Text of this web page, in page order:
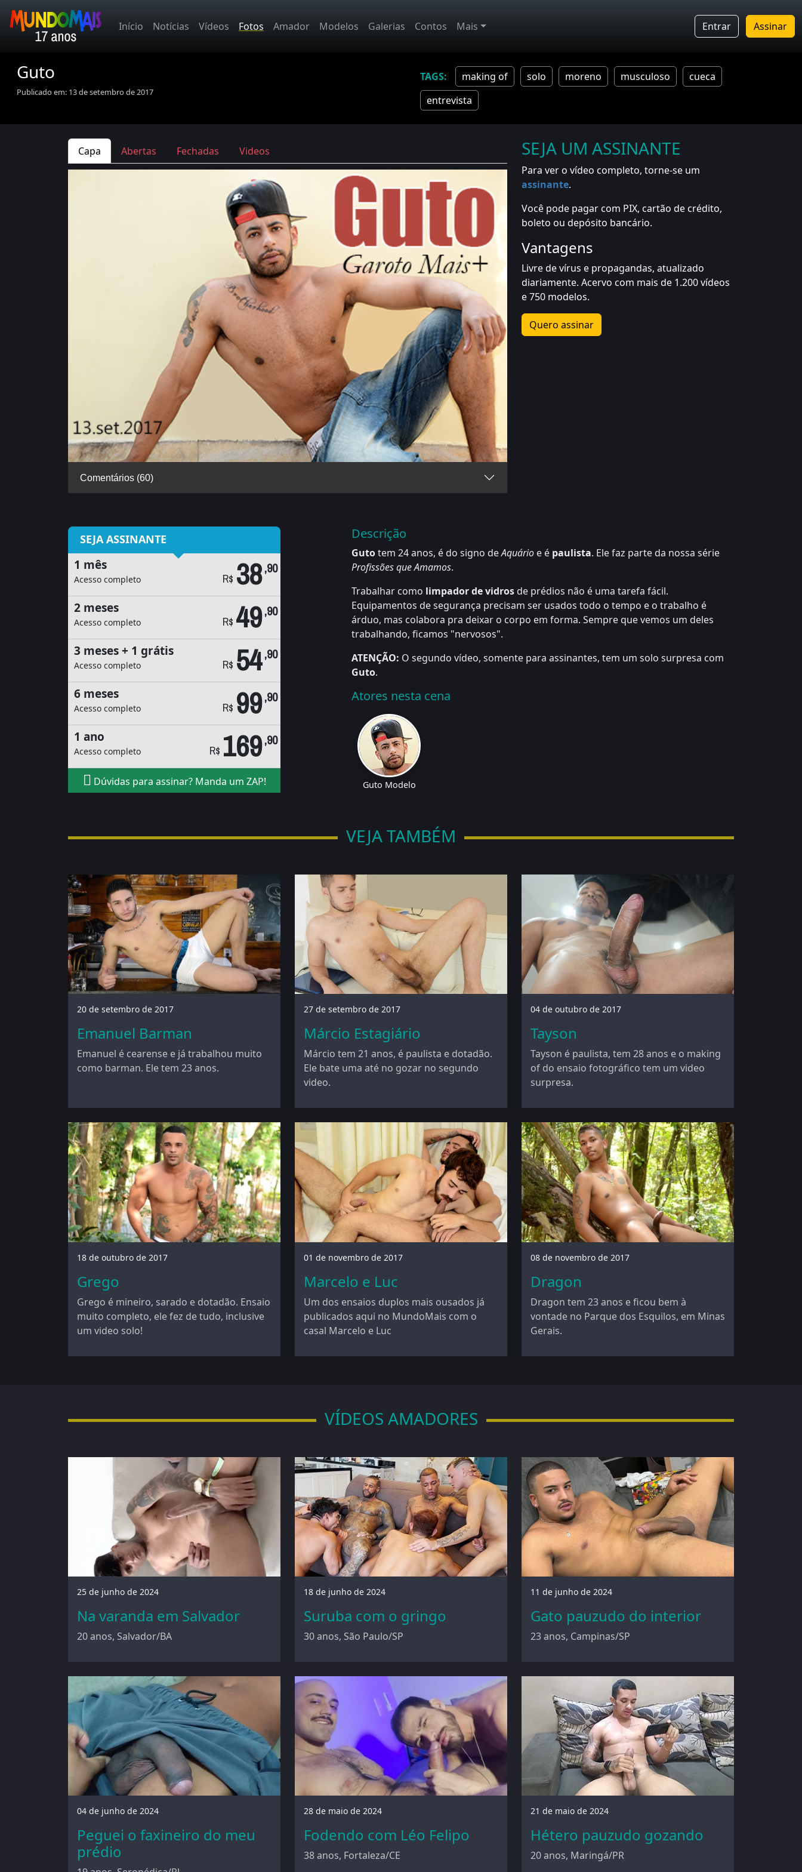
Início Notícias Vídeos Fotos Amador Modelos Galerias Contos Mais Entrar Assinar
Guto
Publicado em: 13 de setembro de 2017
making of solo moreno musculoso
cueca
entrevista
Capa Abertas Fechadas Videos
Comentários (60)
SEJA UM ASSINANTE
Para ver o vídeo completo, torne-se um
assinante.
Você pode pagar com PIX, cartão de crédito,
boleto ou depósito bancário.
Vantagens
Livre de vírus e propagandas, atualizado
diariamente. Acervo com mais de 1.200 vídeos
e 750 modelos.
Quero assinar
SEJA ASSINANTE
1 mês
Acesso completo R$ 38,90
2 meses
Acesso completo R$ 49,90
3 meses + 1 grátis
Acesso completo R$ 54,90
6 meses
Acesso completo R$ 99,90
1 ano
Acesso completo R$ 169,90
Dúvidas para assinar? Manda um ZAP!
Descrição
Gutotem 24 anos, é do signo deAquário e é paulista. Ele faz parte da nossa série
Profissões que Amamos.
Trabalhar como limpador de vidros de prédios não é uma tarefa fácil.
Equipamentos de segurança precisam ser usados todo o tempo e o trabalho é
árduo, mas colabora pra deixar o corpo em forma. Sempre que vemos um deles
trabalhando, ficamos "nervosos".
ATENÇÃO: O segundo vídeo, somente para assinantes, tem um solo surpresa com
Guto.
Atores nesta cena
Guto Modelo
VEJA TAMBÉM
20 de setembro de 2017
Emanuel Barman
Emanuel é cearense e já trabalhou muito
como barman. Ele tem 23 anos.
27 de setembro de 2017
Márcio Estagiário
Márcio tem 21 anos, é paulista e dotadão.
Ele bate uma até no gozar no segundo
video.
04 de outubro de 2017
Tayson
Tayson é paulista, tem 28 anos e o making
of do ensaio fotográfico tem um video
surpresa.
18 de outubro de 2017
Grego
Grego é mineiro, sarado e dotadão. Ensaio
muito completo, ele fez de tudo, inclusive
um video solo!
01 de novembro de 2017
Marcelo e Luc
Um dos ensaios duplos mais ousados já
publicados aqui no MundoMais com o
casal Marcelo e Luc
08 de novembro de 2017
Dragon
Dragon tem 23 anos e ficou bem à
vontade no Parque dos Esquilos, em Minas
Gerais.
VÍDEOS AMADORES
25 de junho de 2024
Na varanda em Salvador
20 anos, Salvador/BA
18 de junho de 2024
Suruba com o gringo
30 anos, São Paulo/SP
11 de junho de 2024
Gato pauzudo do interior
23 anos, Campinas/SP
04 de junho de 2024
Peguei o faxineiro do meu
prédio
28 de maio de 2024
Fodendo com Léo Felipo
38 anos, Fortaleza/CE
21 de maio de 2024
Hétero pauzudo gozando
20 anos, Maringá/PR